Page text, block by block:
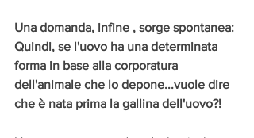
Una domanda, infine , sorge spontanea:
Quindi, se l'uovo ha una determinata
forma in base alla corporatura
dell'animale che lo depone...vuole dire
che è nata prima la gallina dell'uovo?!